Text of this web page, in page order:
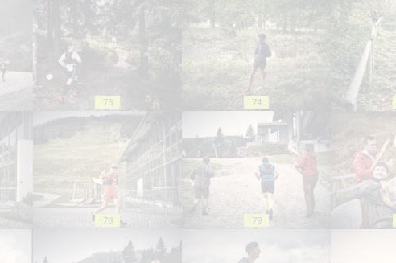
73 74
78 79